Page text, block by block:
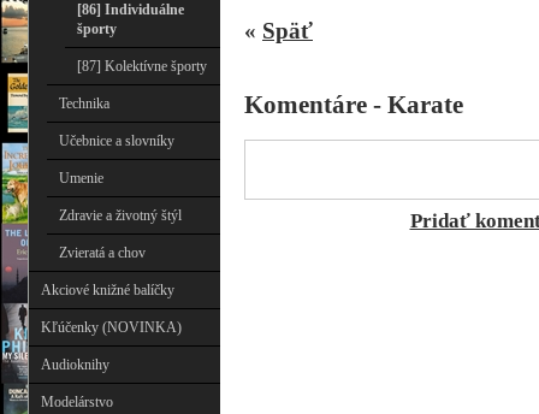
[86] Individuálne
športy
[87] Kolektívne športy
Technika
Učebnice a slovníky
Umenie
Zdravie a životný štýl
Zvieratá a chov
Akciové knižné balíčky
Kľúčenky (NOVINKA)
Audioknihy
Modelárstvo
« Späť
Komentáre - Karate
Pridať